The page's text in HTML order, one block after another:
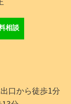
相談
口から徒歩1分